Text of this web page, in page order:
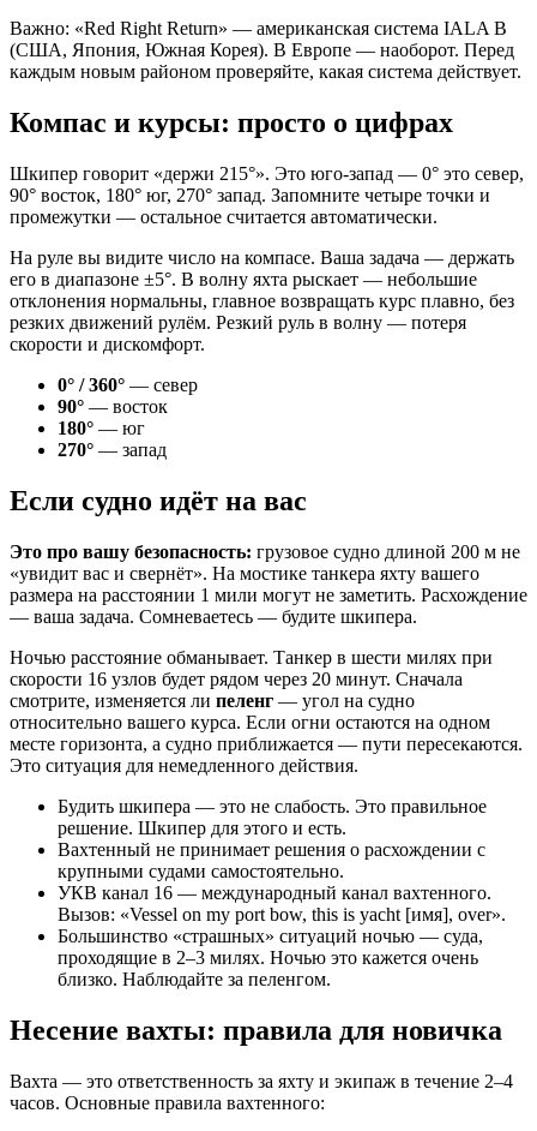
Важно: «Red Right Return» — американская система IALA B
(США, Япония, Южная Корея). В Европе — наоборот. Перед
каждым новым районом проверяйте, какая система действует.
Компас и курсы: просто о цифрах
Шкипер говорит «держи 215°». Это юго-запад — 0° это север,
90° восток, 180° юг, 270° запад. Запомните четыре точки и
промежутки — остальное считается автоматически.
На руле вы видите число на компасе. Ваша задача — держать
его в диапазоне ±5°. В волну яхта рыскает — небольшие
отклонения нормальны, главное возвращать курс плавно, без
резких движений рулём. Резкий руль в волну — потеря
скорости и дискомфорт.
0° / 360° — север
90° — восток
180° — юг
270° — запад
Если судно идёт на вас
Это про вашу безопасность: грузовое судно длиной 200 м не
«увидит вас и свернёт». На мостике танкера яхту вашего
размера на расстоянии 1 мили могут не заметить. Расхождение
— ваша задача. Сомневаетесь — будите шкипера.
Ночью расстояние обманывает. Танкер в шести милях при
скорости 16 узлов будет рядом через 20 минут. Сначала
смотрите, изменяется ли пеленг — угол на судно
относительно вашего курса. Если огни остаются на одном
месте горизонта, а судно приближается — пути пересекаются.
Это ситуация для немедленного действия.
Будить шкипера — это не слабость. Это правильное
решение. Шкипер для этого и есть.
Вахтенный не принимает решения о расхождении с
крупными судами самостоятельно.
УКВ канал 16 — международный канал вахтенного.
Вызов: «Vessel on my port bow, this is yacht [имя], over».
Большинство «страшных» ситуаций ночью — суда,
проходящие в 2–3 милях. Ночью это кажется очень
близко. Наблюдайте за пеленгом.
Несение вахты: правила для новичка
Вахта — это ответственность за яхту и экипаж в течение 2–4
часов. Основные правила вахтенного: